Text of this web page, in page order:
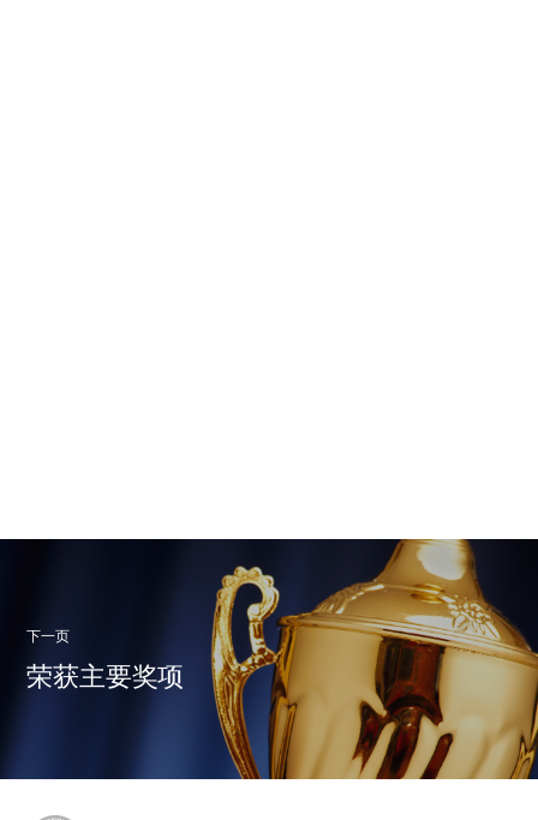
下一页
荣获主要奖项